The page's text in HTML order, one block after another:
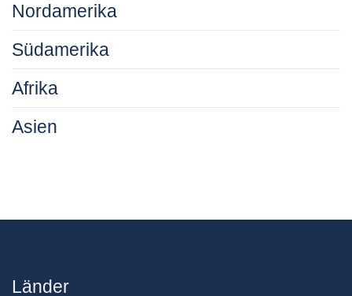
Nordamerika
Südamerika
Afrika
Asien
Länder